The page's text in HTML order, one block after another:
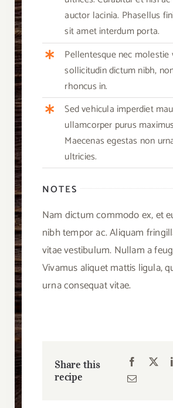
auctor lacinia. Phasellus
sit amet interdum porta.
Pellentesque nec molestie
sollicitudin dictum nibh,
rhoncus in.
Sed vehicula imperdiet
ullamcorper purus
Maecenas egestas non
ultricies.
NOTES
Nam dictum commodo ex, et
nibh tempor ac. Aliquam
vitae vestibulum. Nullam a
Vivamus aliquet mattis ligula,
urna consequat vitae.
Share this
recipe